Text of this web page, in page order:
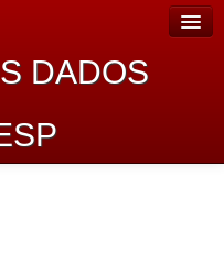
DADOS